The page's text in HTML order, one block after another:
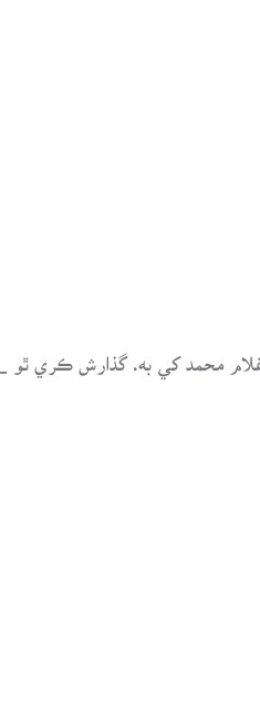
محمد کي به. گذارش ڪري ٿو _